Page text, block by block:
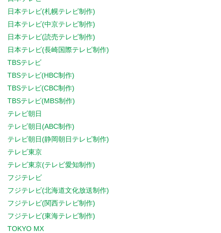
日本テレビ(札幌テレビ制作)
日本テレビ(中京テレビ制作)
日本テレビ(読売テレビ制作)
日本テレビ(長崎国際テレビ制作)
TBSテレビ
TBSテレビ(HBC制作)
TBSテレビ(CBC制作)
TBSテレビ(MBS制作)
テレビ朝日
テレビ朝日(ABC制作)
テレビ朝日(静岡朝日テレビ制作)
テレビ東京
テレビ東京(テレビ愛知制作)
フジテレビ
フジテレビ(北海道文化放送制作)
フジテレビ(関西テレビ制作)
フジテレビ(東海テレビ制作)
TOKYO MX